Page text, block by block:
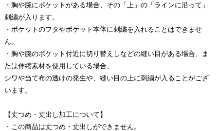
・胸や腕にポケットがある場合、その「上」の「ラインに沿って」
刺繍が入ります。
・ポケットのフタやポケット本体に刺繍を入れることはできませ
ん。
・胸や腕のポケット付近に切り替えしなどの縫い目がある場合、ま
たは伸縮素材を使用している場合、
シワや当て布の透けの発生や、縫い目の上に刺繍が入ることがござ
います。
【丈つめ・丈出し加工について】
・この商品は丈つめ・丈出しができません。